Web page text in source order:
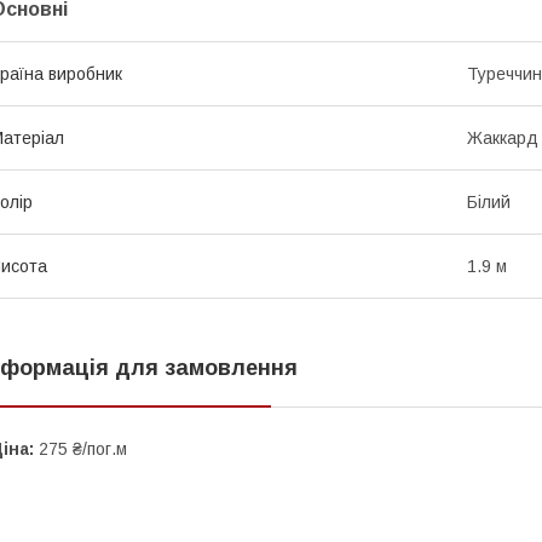
виробник
Жаккард
Білий
1.9 м
для замовлення
275 ₴/пог.м